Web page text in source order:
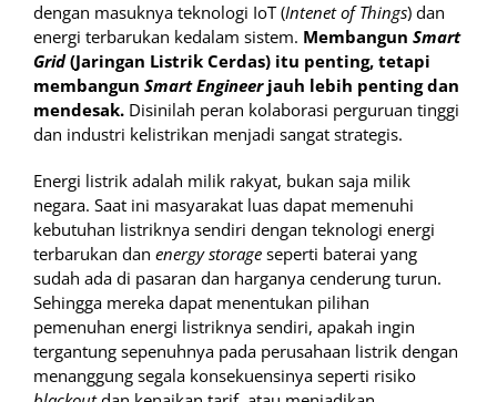
dengan masuknya teknologi IoT (Intenet of Things) dan
energi terbarukan kedalam sistem. Membangun Smart
Grid(Jaringan Listrik Cerdas) itu penting, tetapi
membangun Smart Engineerjauh lebih penting dan
mendesak. Disinilah peran kolaborasi perguruan tinggi
dan industri kelistrikan menjadi sangat strategis.
Energi listrik adalah milik rakyat, bukan saja milik
negara. Saat ini masyarakat luas dapat memenuhi
kebutuhan listriknya sendiri dengan teknologi energi
terbarukan dan energy storage seperti baterai yang
sudah ada di pasaran dan harganya cenderung turun.
Sehingga mereka dapat menentukan pilihan
pemenuhan energi listriknya sendiri, apakah ingin
tergantung sepenuhnya pada perusahaan listrik dengan
menanggung segala konsekuensinya seperti risiko